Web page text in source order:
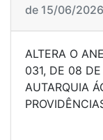
de 15/06/2026
ALTERA O
031, DE 08
AUTARQUIA